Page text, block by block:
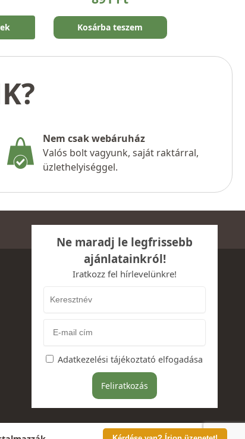
Kosárba teszem
Nem csak webáruház
Valós bolt vagyunk, saját raktárral,
üzlethelyiséggel.
Ne maradj le legfrissebb
ajánlatainkról!
Iratkozz fel hírlevelünkre!
Adatkezelési tájékoztató elfogadása